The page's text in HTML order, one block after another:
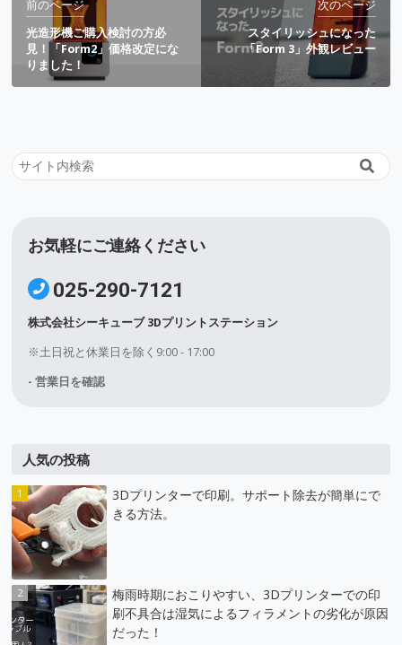
後
の
記
前のページ
光造形機ご購入検討の方必
見！「Form2」価格改定にな
りました！
次のページ
スタイリッシュになった
「Form 3」外観レビュー
お気軽にご連絡ください
025-290-7121
株式会社シーキューブ 3Dプリントステーション
※土日祝と休業日を除く9:00 - 17:00
- 営業日を確認
人気の投稿
3Dプリンターで印刷。サポート除去が簡単にで
きる方法。
梅雨時期におこりやすい、3Dプリンターでの印
刷不具合は湿気によるフィラメントの劣化が原因
だった！